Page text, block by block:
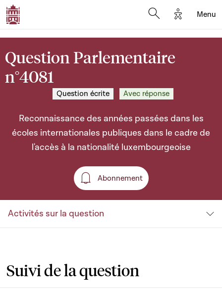
Options
Menu
Question Parlementaire
n°4081
Question écrite Avec réponse
Reconnaissance des années passées dans les
écoles internationales publiques dans le cadre de
l'accès à la nationalité luxembourgeoise
Abonnement
Abonnement
Activités sur la question
Suivi de la question